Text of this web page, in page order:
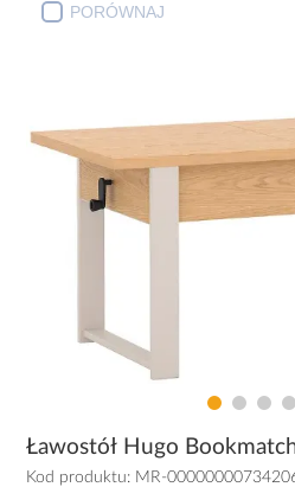
PORÓWNAJ
Ławostół Hugo
Kod produktu: MR-